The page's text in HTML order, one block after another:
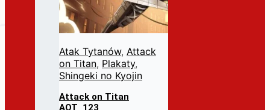
Atak Tytanów, Attack
on Titan, Plakaty,
Shingeki no Kyojin
Attack on Titan
AOT_123